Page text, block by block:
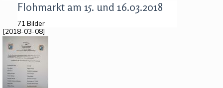
Flohmarkt am 15. und 16.03.2018
71 Bilder
[2018-03-08]